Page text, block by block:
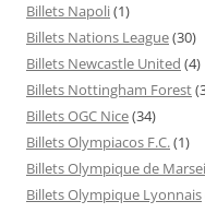
Billets Napoli(1)
Billets Nations League(30)
Billets Newcastle United (4)
Billets Nottingham Forest
Billets OGC Nice(34)
Billets Olympiacos F.C.(1)
Billets Olympique de
Billets Olympique Lyonnais